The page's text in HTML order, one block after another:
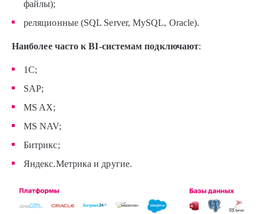
файлы);
реляционные (SQL Server, MySQL, Oracle).
Наиболее часто к BI-системам подключают:
1С;
SAP;
MS AX;
MS NAV;
Битрикс;
Яндекс.Метрика и другие.